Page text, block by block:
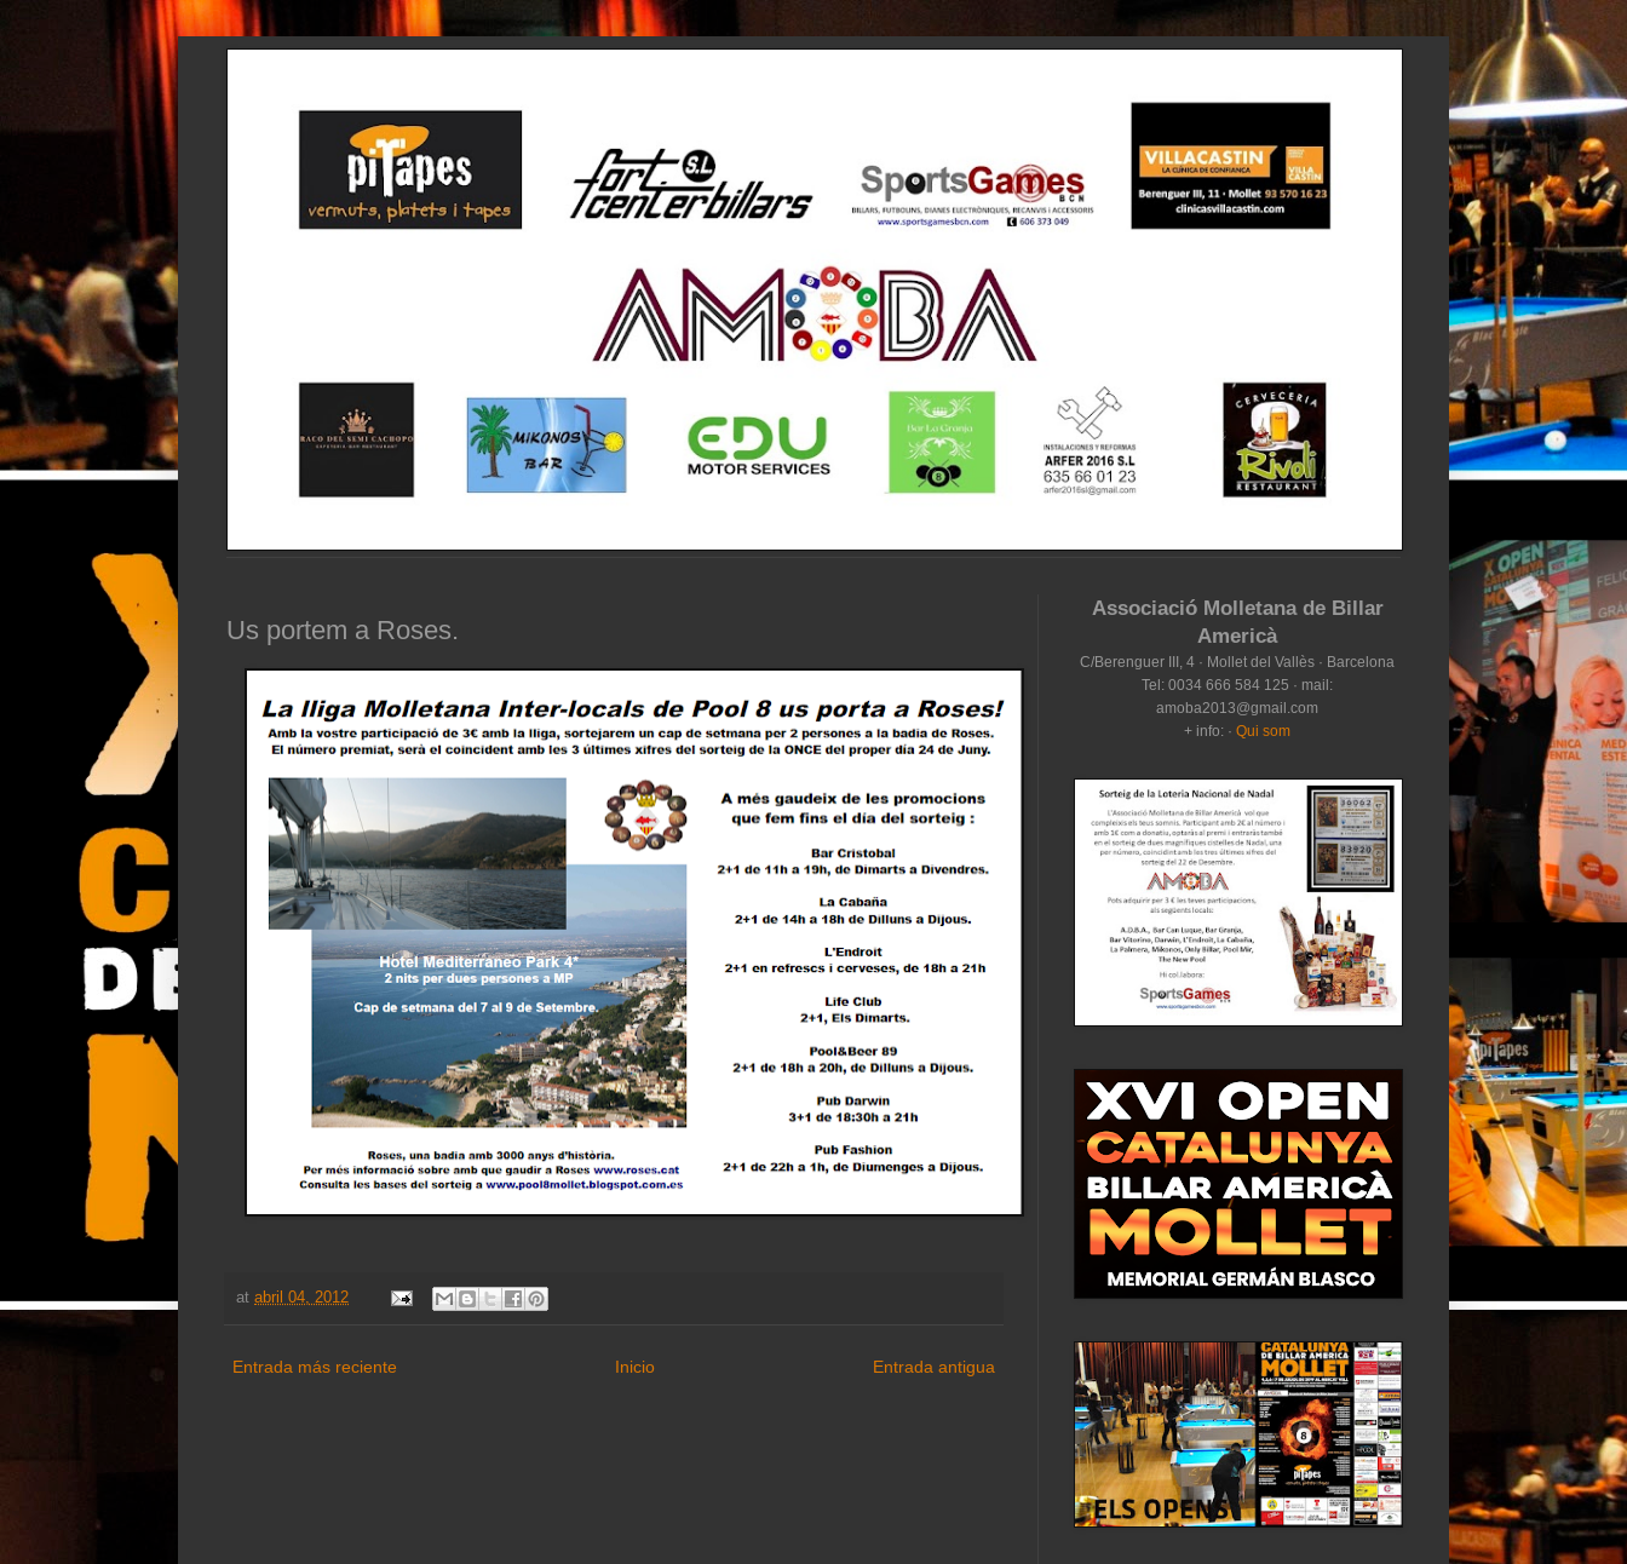
Us portem a Roses.
at abril 04, 2012
Entrada más reciente Entrada antigua
Inicio
Associació Molletana de Billar
Americà
C/Berenguer III, 4 · Mollet del Vallès · Barcelona
Tel: 0034 666 584 125 · mail:
amoba2013@gmail.com
+ info: · Qui som